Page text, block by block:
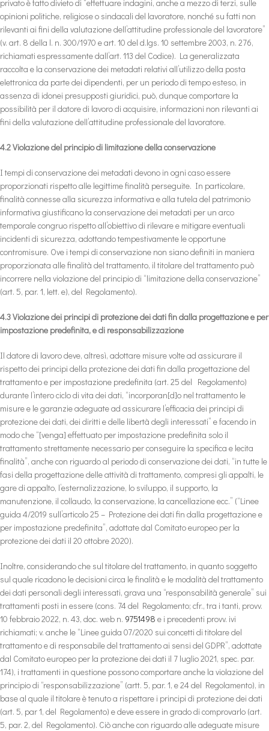
privato è fatto divieto di “effettuare indagini, anche a mezzo di terzi, sulle
opinioni politiche, religiose o sindacali del lavoratore, nonché su fatti non
rilevanti ai fini della valutazione dell’attitudine professionale del lavoratore”
(v. art. 8 della l. n. 300/1970 e art. 10 del d.lgs. 10 settembre 2003, n. 276,
richiamati espressamente dall’art. 113 del Codice). La generalizzata
raccolta e la conservazione dei metadati relativi all’utilizzo della posta
elettronica da parte dei dipendenti, per un periodo di tempo esteso, in
assenza di idonei presupposti giuridici, può, dunque comportare la
possibilità per il datore di lavoro di acquisire, informazioni non rilevanti ai
fini della valutazione dell’attitudine professionale del lavoratore.
4.2 Violazione del principio di limitazione della conservazione
I tempi di conservazione dei metadati devono in ogni caso essere
proporzionati rispetto alle legittime finalità perseguite. In particolare,
finalità connesse alla sicurezza informativa e alla tutela del patrimonio
informativa giustificano la conservazione dei metadati per un arco
temporale congruo rispetto all’obiettivo di rilevare e mitigare eventuali
incidenti di sicurezza, adottando tempestivamente le opportune
contromisure. Ove i tempi di conservazione non siano definiti in maniera
proporzionata alle finalità del trattamento, il titolare del trattamento può
incorrere nella violazione del principio di “limitazione della conservazione”
(art. 5, par. 1, lett. e), del Regolamento).
4.3 Violazione dei principi di protezione dei dati fin dalla progettazione e per
impostazione predefinita, e di responsabilizzazione
Il datore di lavoro deve, altresì, adottare misure volte ad assicurare il
rispetto dei principi della protezione dei dati fin dalla progettazione del
trattamento e per impostazione predefinita (art. 25 del Regolamento)
durante l’intero ciclo di vita dei dati, “incorporan[d]o nel trattamento le
misure e le garanzie adeguate ad assicurare l’efficacia dei principi di
protezione dei dati, dei diritti e delle libertà degli interessati” e facendo in
modo che “[venga] effettuato per impostazione predefinita solo il
trattamento strettamente necessario per conseguire la specifica e lecita
finalità”, anche con riguardo al periodo di conservazione dei dati, “in tutte le
fasi della progettazione delle attività di trattamento, compresi gli appalti, le
gare di appalto, l’esternalizzazione, lo sviluppo, il supporto, la
manutenzione, il collaudo, la conservazione, la cancellazione ecc.” (“Linee
guida 4/2019 sull’articolo 25 – Protezione dei dati fin dalla progettazione e
per impostazione predefinita”, adottate dal Comitato europeo per la
protezione dei dati il 20 ottobre 2020).
Inoltre, considerando che sul titolare del trattamento, in quanto soggetto
sul quale ricadono le decisioni circa le finalità e le modalità del trattamento
dei dati personali degli interessati, grava una “responsabilità generale” sui
trattamenti posti in essere (cons. 74 del Regolamento; cfr., tra i tanti, provv.
10 febbraio 2022, n. 43, doc. web n. 9751498 e i precedenti provv. ivi
richiamati; v. anche le “Linee guida 07/2020 sui concetti di titolare del
trattamento e di responsabile del trattamento ai sensi del GDPR”, adottate
dal Comitato europeo per la protezione dei dati il 7 luglio 2021, spec. par.
174), i trattamenti in questione possono comportare anche la violazione del
principio di “responsabilizzazione” (artt. 5, par. 1, e 24 del Regolamento), in
base al quale il titolare è tenuto a rispettare i principi di protezione dei dati
(art. 5, par 1, del Regolamento) e deve essere in grado di comprovarlo (art.
5, par. 2, del Regolamento). Ciò anche con riguardo alle adeguate misure